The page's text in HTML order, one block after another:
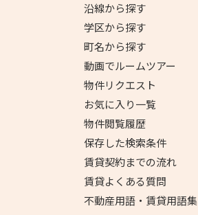
沿線から探す
学区から探す
町名から探す
動画でルームツアー
物件リクエスト
お気に入り一覧
物件閲覧履歴
保存した検索条件
賃貸契約までの流れ
賃貸よくある質問
不動産用語・賃貸用語集